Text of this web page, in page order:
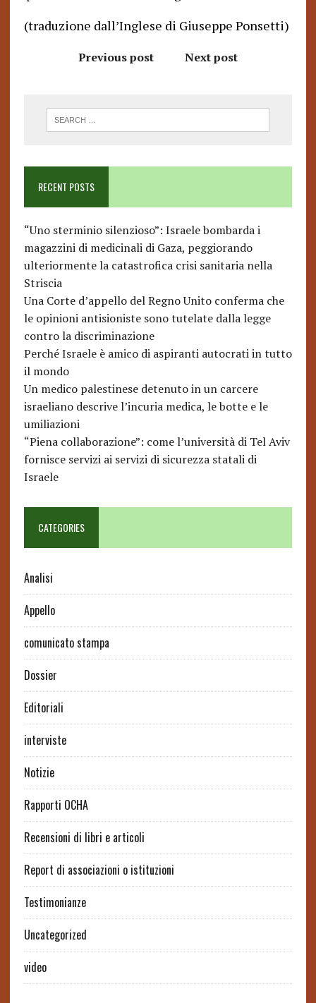
(traduzione dall’Inglese di Giuseppe Ponsetti)
Previous post Next post
RECENT POSTS
“Uno sterminio silenzioso”: Israele bombarda i
magazzini di medicinali di Gaza, peggiorando
ulteriormente la catastrofica crisi sanitaria nella
Striscia
Una Corte d’appello del Regno Unito conferma che
le opinioni antisioniste sono tutelate dalla legge
contro la discriminazione
Perché Israele è amico di aspiranti autocrati in tutto
il mondo
Un medico palestinese detenuto in un carcere
israeliano descrive l’incuria medica, le botte e le
umiliazioni
“Piena collaborazione”: come l’università di Tel Aviv
fornisce servizi ai servizi di sicurezza statali di
Israele
CATEGORIES
Analisi
Appello
comunicato stampa
Dossier
Editoriali
interviste
Notizie
Rapporti OCHA
Recensioni di libri e articoli
Report di associazioni o istituzioni
Testimonianze
Uncategorized
video